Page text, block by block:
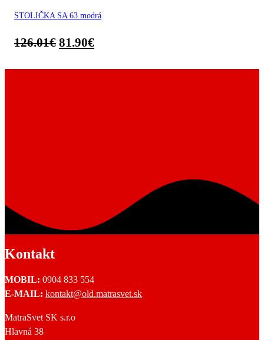
STOLIČKA SA 63 modrá
126.01€ 81.90€
Kontakt
MOBIL: 0904 833 554
E-MAIL: kontakt@old.matrasvet.sk
MatraSvet SK s.r.o
Hlavná 38